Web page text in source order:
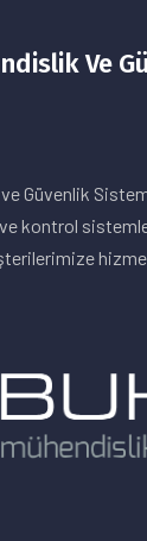
Ve
Güvenlik
kontrol